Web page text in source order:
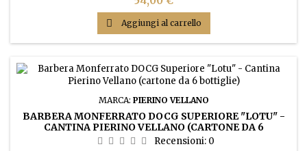
pepe nero a fianco di tannini raffinati.
 Aggiungi al carrello
MARCA: PIERINO VELLANO
BARBERA MONFERRATO DOCG SUPERIORE "LOTU" -
CANTINA PIERINO VELLANO (CARTONE DA 6
BOTTIGLIE)
Recensioni: 0